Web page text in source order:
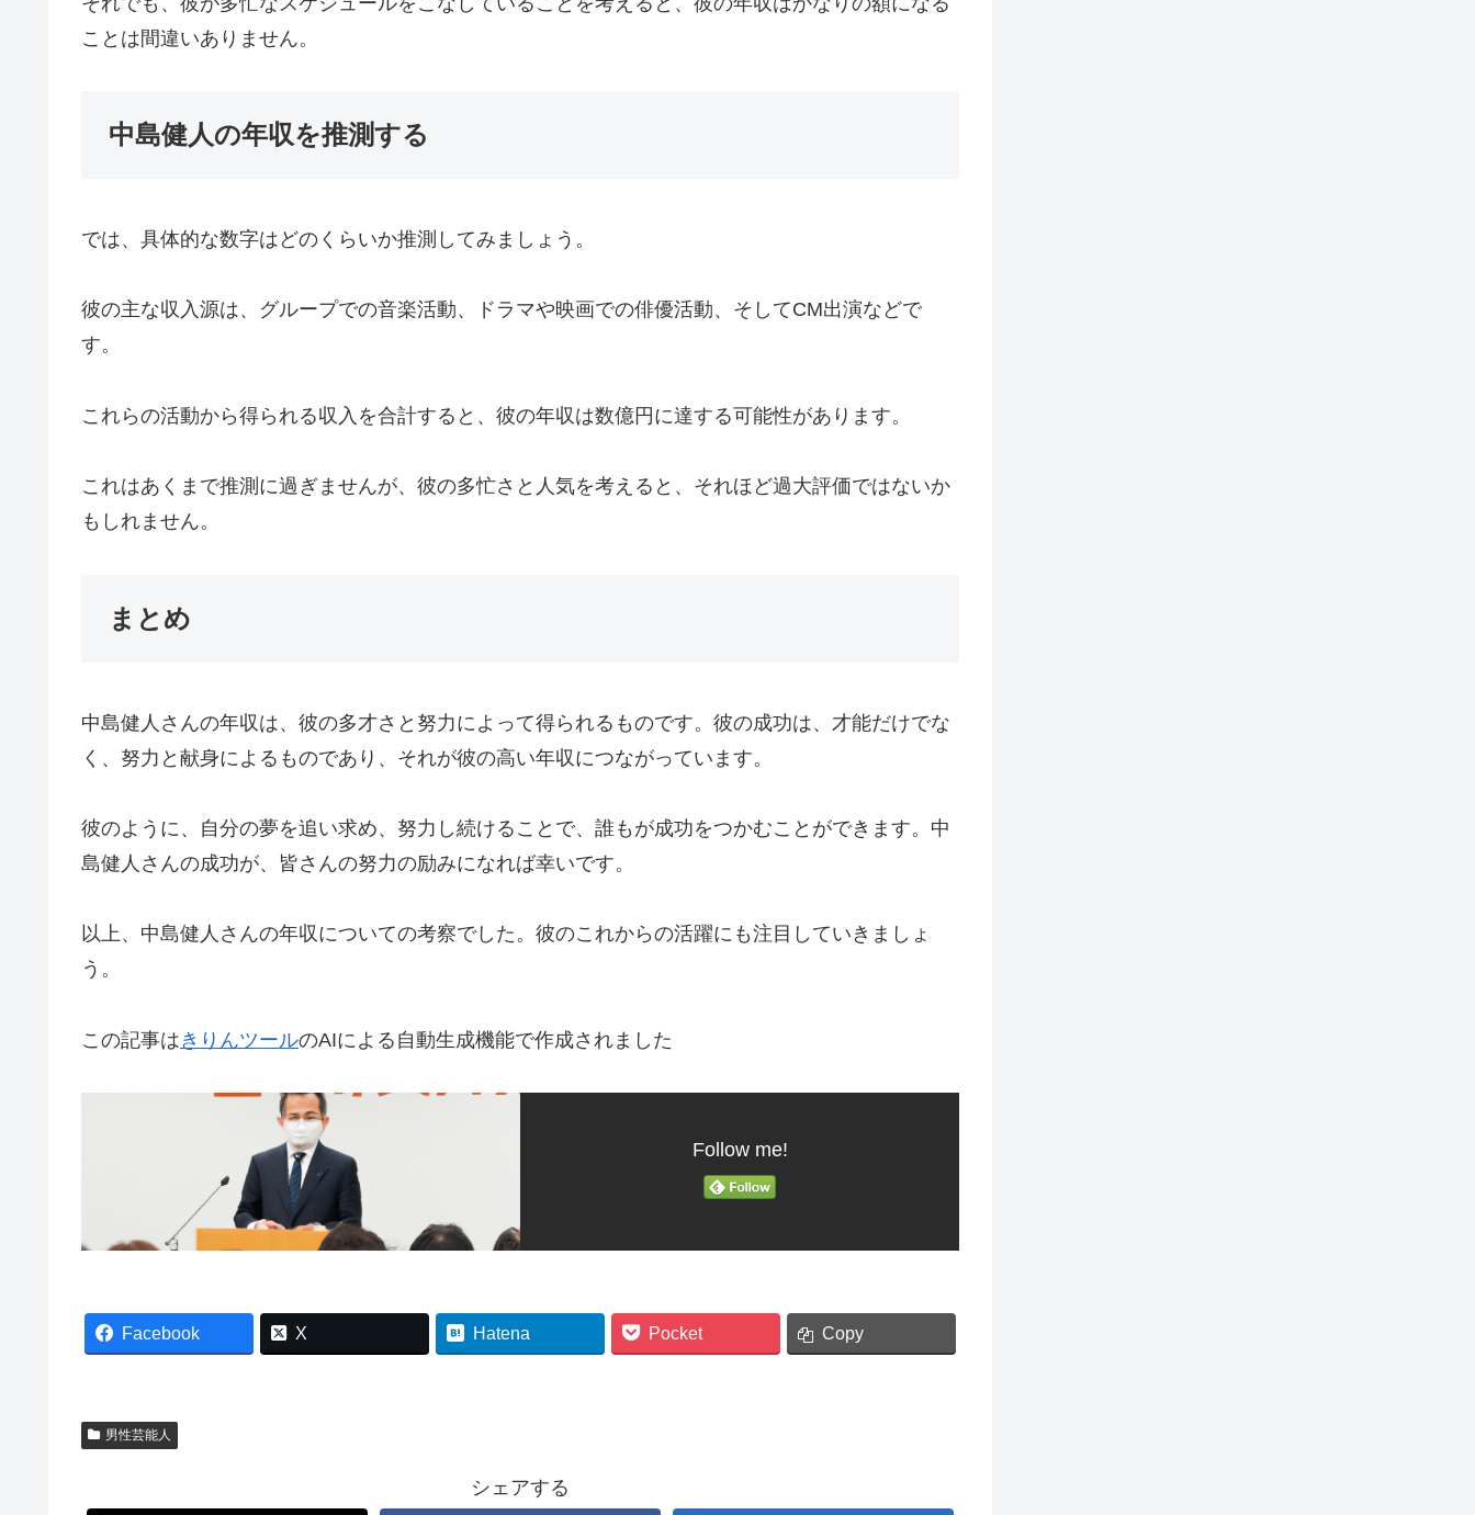
ことは間違いありません。
中島健人の年収を推測する
では、具体的な数字はどのくらいか推測してみましょう。
彼の主な収入源は、グループでの音楽活動、ドラマや映画での俳優活動、そしてCM出演などで
す。
これらの活動から得られる収入を合計すると、彼の年収は数億円に達する可能性があります。
これはあくまで推測に過ぎませんが、彼の多忙さと人気を考えると、それほど過大評価ではないか
もしれません。
まとめ
中島健人さんの年収は、彼の多才さと努力によって得られるものです。彼の成功は、才能だけでな
く、努力と献身によるものであり、それが彼の高い年収につながっています。
彼のように、自分の夢を追い求め、努力し続けることで、誰もが成功をつかむことができます。中
島健人さんの成功が、皆さんの努力の励みになれば幸いです。
以上、中島健人さんの年収についての考察でした。彼のこれからの活躍にも注目していきましょ
う。
この記事は きりんツールのAIによる自動生成機能で作成されました
Follow me!
Facebook X Hatena Pocket Copy
男性芸能人
シェアする